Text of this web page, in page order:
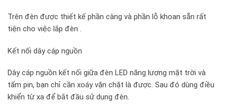
Trên đèn được thiết kế phần càng và phần lỗ khoan sẵn rất
tiện cho việc lắp đèn .
Kết nối dây cáp nguồn
Dây cáp nguồn kết nối giữa đèn LED năng lượng mặt trời và
tấm pin, bạn chỉ cần xoáy vặn chặt là được. Sau đó dùng điều
khiển từ xa để bắt đầu sử dụng đèn.